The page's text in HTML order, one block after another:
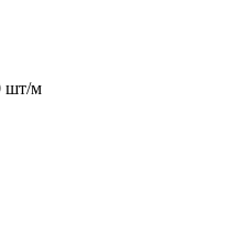
шт/м